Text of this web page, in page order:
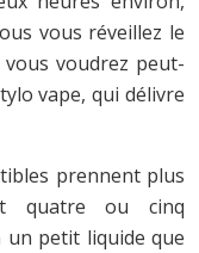
vous réveillez le
voudrez peut-
vape, qui délivre
prennent plus
quatre ou cinq
un petit liquide que